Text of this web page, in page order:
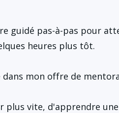
guidé pas-à-pas pour
heures plus tôt.
dans mon offre de
vite, d'apprendre